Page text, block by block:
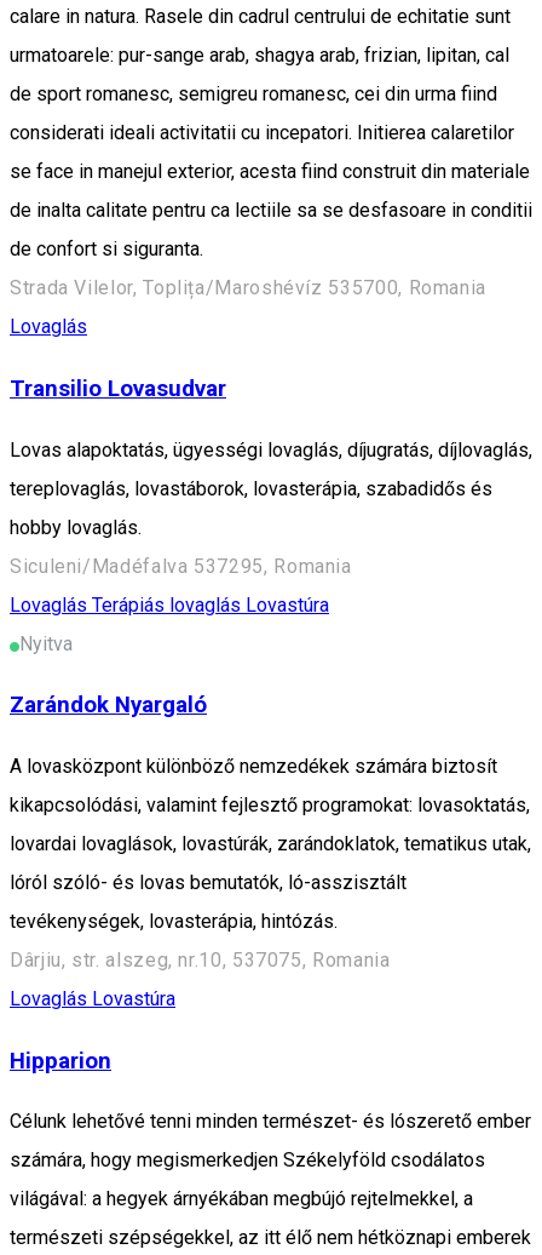
calare in natura. Rasele din cadrul centrului de echitatie sunt
urmatoarele: pur-sange arab, shagya arab, frizian, lipitan, cal
de sport romanesc, semigreu romanesc, cei din urma fiind
considerati ideali activitatii cu incepatori. Initierea calaretilor
se face in manejul exterior, acesta fiind construit din materiale
de inalta calitate pentru ca lectiile sa se desfasoare in conditii
de confort si siguranta.
Strada Vilelor, Toplița/Maroshévíz 535700, Romania
Lovaglás
Transilio Lovasudvar
Lovas alapoktatás, ügyességi lovaglás, díjugratás, díjlovaglás,
tereplovaglás, lovastáborok, lovasterápia, szabadidős és
hobby lovaglás.
Siculeni/Madéfalva 537295, Romania
Lovaglás Terápiás lovaglás Lovastúra
Nyitva
Zarándok Nyargaló
A lovasközpont különböző nemzedékek számára biztosít
kikapcsolódási, valamint fejlesztő programokat: lovasoktatás,
lovardai lovaglások, lovastúrák, zarándoklatok, tematikus utak,
lóról szóló- és lovas bemutatók, ló-asszisztált
tevékenységek, lovasterápia, hintózás.
Dârjiu, str. alszeg, nr.10, 537075, Romania
Lovaglás Lovastúra
Hipparion
Célunk lehetővé tenni minden természet- és lószerető ember
számára, hogy megismerkedjen Székelyföld csodálatos
világával: a hegyek árnyékában megbújó rejtelmekkel, a
természeti szépségekkel, az itt élő nem hétköznapi emberek